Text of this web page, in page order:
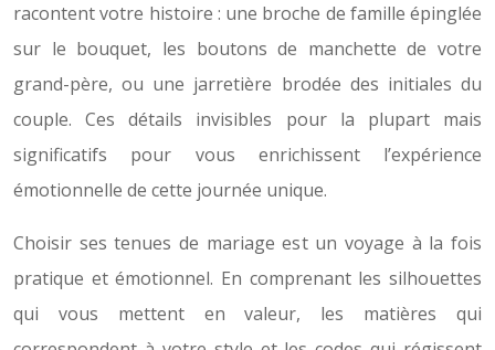
racontent votre histoire : une broche de famille épinglée
sur le bouquet, les boutons de manchette de votre
grand-père, ou une jarretière brodée des initiales du
couple. Ces détails invisibles pour la plupart mais
significatifs pour vous enrichissent l’expérience
émotionnelle de cette journée unique.
Choisir ses tenues de mariage est un voyage à la fois
pratique et émotionnel. En comprenant les silhouettes
qui vous mettent en valeur, les matières qui